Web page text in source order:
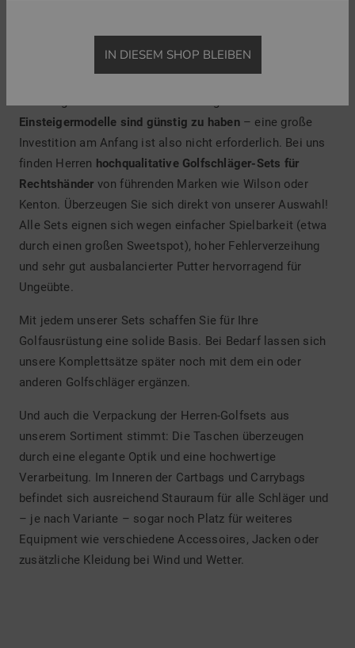
das Golfspiel von der Pike auf zu erlernen? Dann sollten
Sie sich ein Schlägerset kaufen, das in puncto
Einsteigermodelle sind günstig zu haben– eine große
Investition am Anfang ist also nicht erforderlich. Bei uns
finden Herren hochqualitative Golfschläger-Sets für
Rechtshänder von führenden Marken wie Wilson oder
Kenton. Überzeugen Sie sich direkt von unserer Auswahl!
Alle Sets eignen sich wegen einfacher Spielbarkeit (etwa
durch einen großen Sweetspot), hoher Fehlerverzeihung
und sehr gut ausbalancierter Putter hervorragend für
Ungeübte.
Mit jedem unserer Sets schaffen Sie für Ihre
Golfausrüstung eine solide Basis. Bei Bedarf lassen sich
unsere Komplettsätze später noch mit dem ein oder
anderen Golfschläger ergänzen.
Und auch die Verpackung der Herren-Golfsets aus
unserem Sortiment stimmt: Die Taschen überzeugen
durch eine elegante Optik und eine hochwertige
Verarbeitung. Im Inneren der Cartbags und Carrybags
befindet sich ausreichend Stauraum für alle Schläger und
– je nach Variante – sogar noch Platz für weiteres
Equipment wie verschiedene Accessoires, Jacken oder
zusätzliche Kleidung bei Wind und Wetter.
IN DIESEM SHOP BLEIBEN